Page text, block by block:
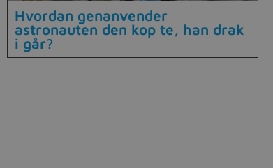
Hvordan genanvender
astronauten den kop te, han drak
i går?